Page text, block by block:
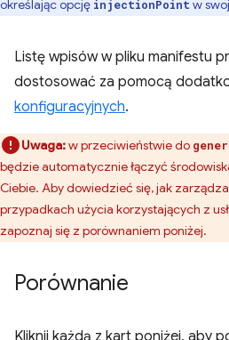
określając opcję injectionPoint w
Listę wpisów w pliku manifestu
dostosować za pomocą
konfiguracyjnych.
Uwaga:w przeciwieństwie do
będzie automatycznie łączyć
Ciebie. Aby dowiedzieć się, jak
przypadkach użycia korzystających z
zapoznaj się z porównaniem poniżej.
Porównanie
Kliknij każdą z kart poniżej, aby